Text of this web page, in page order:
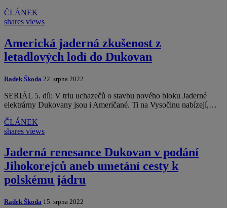
ČLÁNEK
shares views
Americká jaderná zkušenost z
letadlových lodí do Dukovan
Radek Škoda 22. srpna 2022
SERIÁL 5. díl: V triu uchazečů o stavbu nového bloku Jaderné
elektrárny Dukovany jsou i Američané. Ti na Vysočinu nabízejí,…
ČLÁNEK
shares views
Jaderná renesance Dukovan v podání
Jihokorejců aneb umetání cesty k
polskému jádru
Radek Škoda 15. srpna 2022